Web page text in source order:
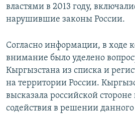
властями в 2013 году,
нарушившие законы России.
Согласно информации, в ходе
внимание было уделено
Кыргызстана из списка и
на территории России.
высказала российской
содействия в решении данного